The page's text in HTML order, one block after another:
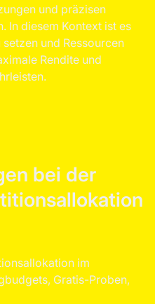
und präzisen
In diesem Kontext ist es
und Ressourcen
Rendite und
bei der
im
Gratis-Proben,